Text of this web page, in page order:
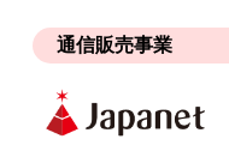
通信販売事業